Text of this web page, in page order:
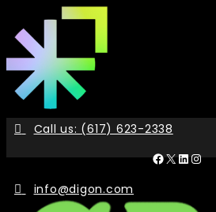
to
content
Call us: (617) 623-2338
X
info@digon.com